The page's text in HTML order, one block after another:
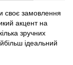
своє замовлення
акцент на
зручних
ідеальний